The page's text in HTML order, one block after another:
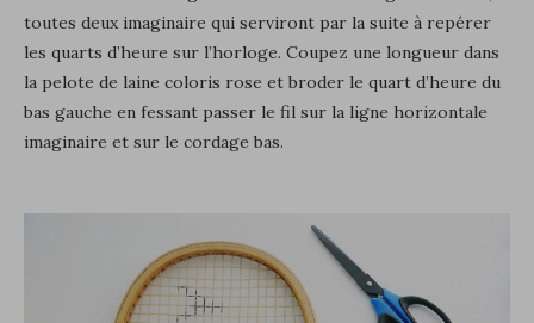
toutes deux imaginaire qui serviront par la suite à repérer
les quarts d’heure sur l’horloge. Coupez une longueur dans
la pelote de laine coloris rose et broder le quart d’heure du
bas gauche en fessant passer le fil sur la ligne horizontale
imaginaire et sur le cordage bas.